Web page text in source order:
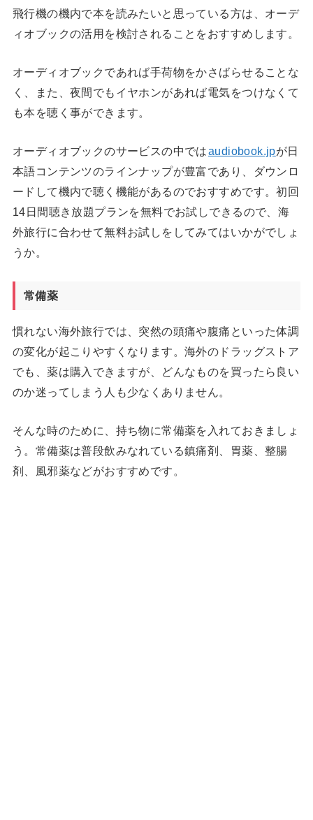
飛行機の機内で本を読みたいと思っている方は、オーデ
ィオブックの活用を検討されることをおすすめします。
オーディオブックであれば手荷物をかさばらせることな
く、また、夜間でもイヤホンがあれば電気をつけなくて
も本を聴く事ができます。
オーディオブックのサービスの中ではaudiobook.jpが日
本語コンテンツのラインナップが豊富であり、ダウンロ
ードして機内で聴く機能があるのでおすすめです。初回
14日間聴き放題プランを無料でお試しできるので、海
外旅行に合わせて無料お試しをしてみてはいかがでしょ
うか。
常備薬
慣れない海外旅行では、突然の頭痛や腹痛といった体調
の変化が起こりやすくなります。海外のドラッグストア
でも、薬は購入できますが、どんなものを買ったら良い
のか迷ってしまう人も少なくありません。
そんな時のために、持ち物に常備薬を入れておきましょ
う。常備薬は普段飲みなれている鎮痛剤、胃薬、整腸
剤、風邪薬などがおすすめです。